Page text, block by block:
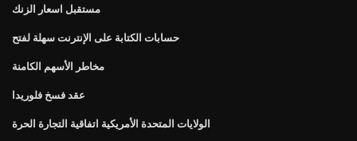
مستقبل اسعار الزنك
حسابات الكتابة على الإنترنت سهلة لفتح
مخاطر الأسهم الكامنة
عقد فسخ فلوريدا
الولايات المتحدة الأمريكية اتفاقية التجارة الحرة